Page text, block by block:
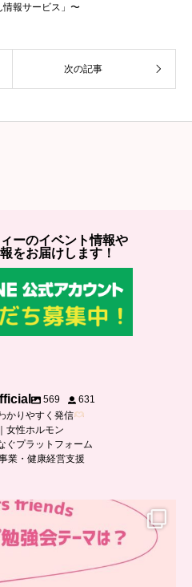
報サービス」〜
次の記事
ーのイベント情報や
をお届けします！
569
631
かりやすく発信
女性ホルモン
ぐプラットフォーム
業・健康経営支援
…
プ勉強会